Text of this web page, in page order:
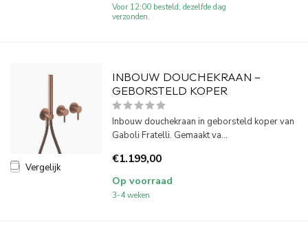
Voor 12:00 besteld, dezelfde dag
verzonden.
Vergelijk
INBOUW DOUCHEKRAAN –
GEBORSTELD KOPER
Inbouw douchekraan in geborsteld koper van
Gaboli Fratelli. Gemaakt va...
€1.199,00
Op voorraad
3-4 weken